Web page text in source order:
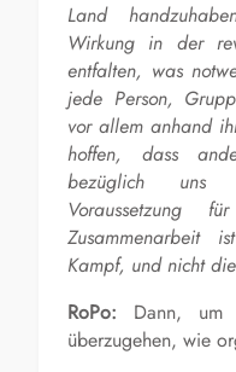
Land
Wirkung in der
entfalten, was
jede Person,
vor allem anhand
hoffen, dass
bezüglich uns
Voraussetzung
Zusammenarbeit
Kampf, und nicht
RoPo: Dann, um
überzugehen, wie